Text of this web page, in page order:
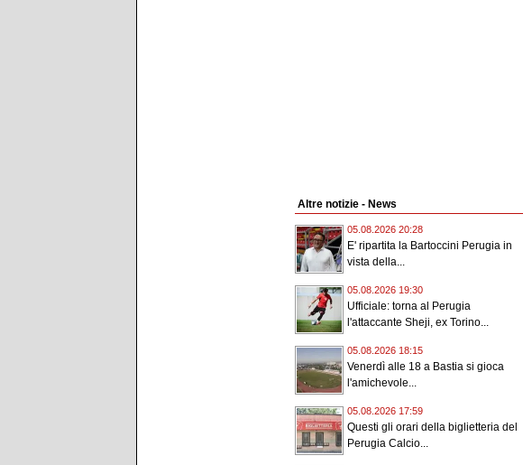
Altre notizie - News
05.08.2026 20:28
E' ripartita la Bartoccini Perugia in
vista della...
05.08.2026 19:30
Ufficiale: torna al Perugia
l'attaccante Sheji, ex Torino...
05.08.2026 18:15
Venerdì alle 18 a Bastia si gioca
l'amichevole...
05.08.2026 17:59
Questi gli orari della biglietteria del
Perugia Calcio...